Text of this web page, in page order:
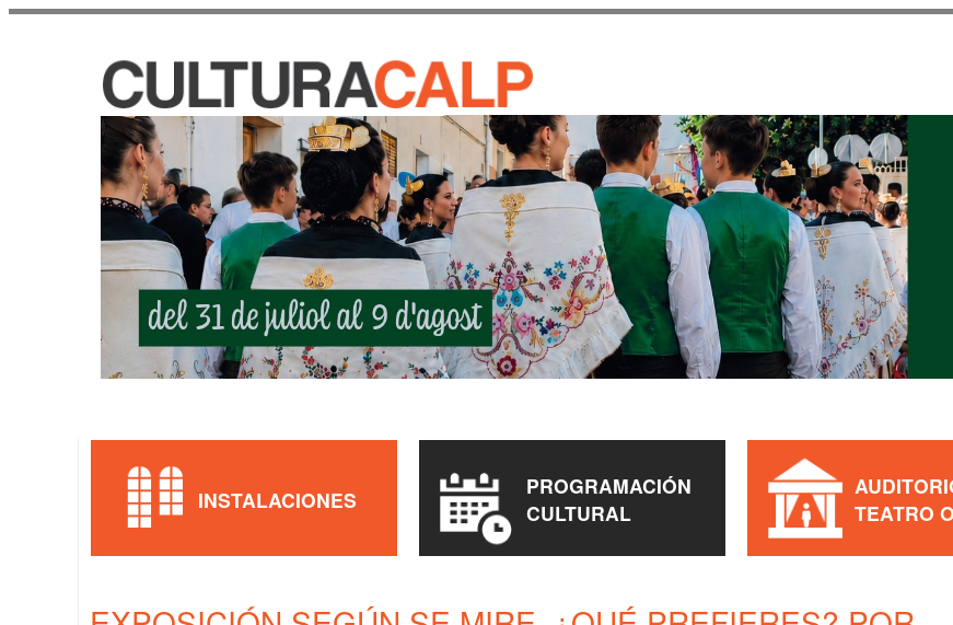
INSTALACIONES
PROGRAMACIÓN
CULTURAL
TEATRO